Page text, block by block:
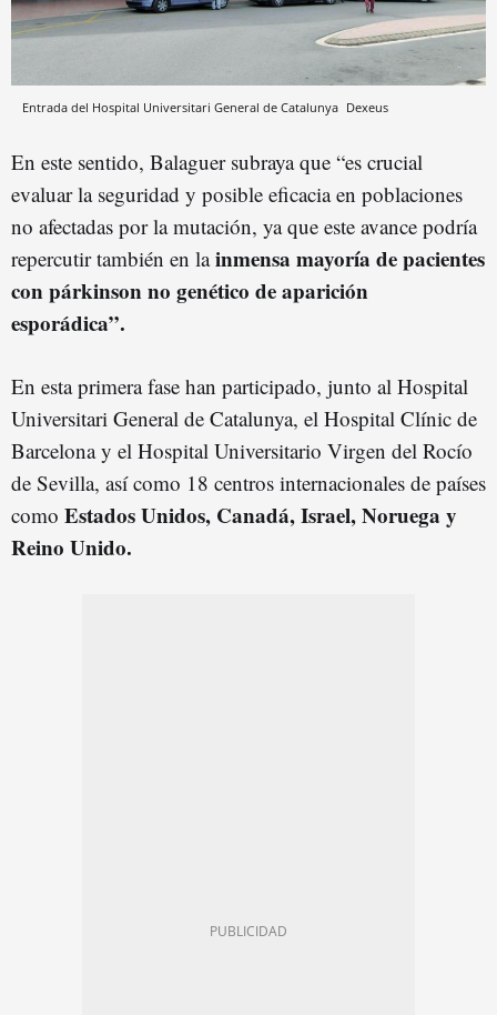
Entrada del Hospital Universitari General de Catalunya Dexeus
En este sentido, Balaguer subraya que “es crucial
evaluar la seguridad y posible eficacia en poblaciones
no afectadas por la mutación, ya que este avance podría
repercutir también en lainmensa mayoría de pacientes
con párkinson no genético de aparición
esporádica”.
En esta primera fase han participado, junto al Hospital
Universitari General de Catalunya, el Hospital Clínic de
Barcelona y el Hospital Universitario Virgen del Rocío
de Sevilla, así como 18 centros internacionales de países
como Estados Unidos, Canadá, Israel, Noruega y
Reino Unido.